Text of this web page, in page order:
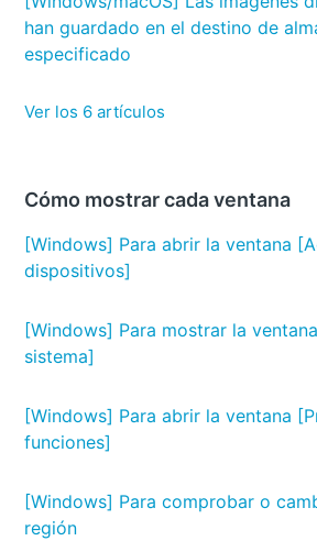
han guardado en el destino de
especificado
Ver los 6 artículos
Cómo mostrar cada ventana
[Windows] Para abrir la ventana
dispositivos]
[Windows] Para mostrar la
sistema]
[Windows] Para abrir la ventana
funciones]
[Windows] Para comprobar o
región